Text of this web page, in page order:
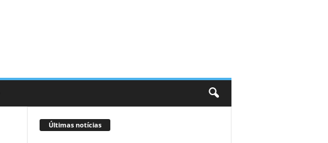
Últimas notícias